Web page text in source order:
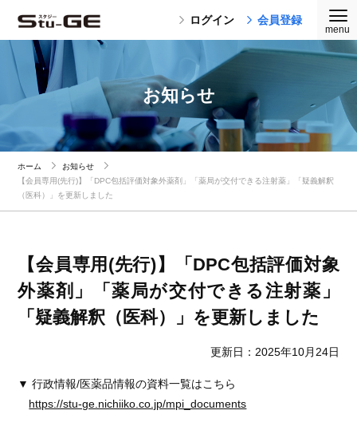
ログイン 会員登録
お知らせ
ホーム
お知らせ
【会員専用(先行)】「DPC包括評価対象外薬剤」「薬局が交付できる注射薬」「疑義解釈
（医科）」を更新しました
【会員専用(先行)】「DPC包括評価対象
外薬剤」「薬局が交付できる注射薬」
「疑義解釈（医科）」を更新しました
更新日：2025年10月24日
▼ 行政情報/医薬品情報の資料一覧はこちら
https://stu-ge.nichiiko.co.jp/mpi_documents